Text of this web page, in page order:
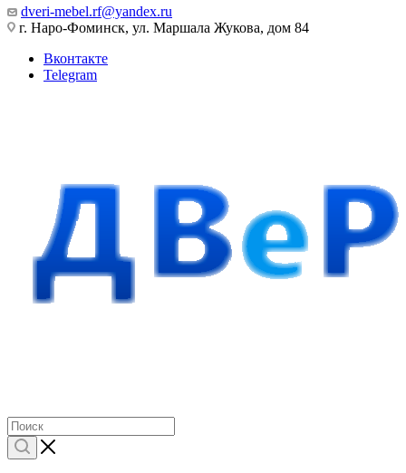
dveri-mebel.rf@yandex.ru
г. Наро-Фоминск, ул. Маршала Жукова, дом 84
Вконтакте
Telegram